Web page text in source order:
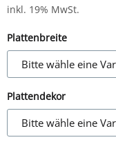
inkl. 19% MwSt.
Plattenbreite
Bitte wähle eine
Plattendekor
Bitte wähle eine